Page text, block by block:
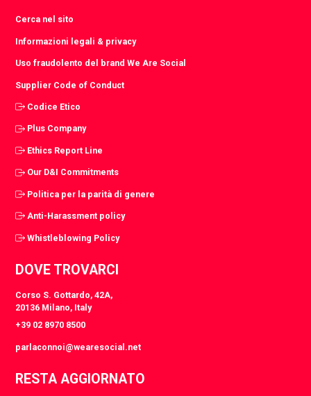
Cerca nel sito
Informazioni legali & privacy
Uso fraudolento del brand We Are Social
Supplier Code of Conduct
Codice Etico
Plus Company
Ethics Report Line
Our D&I Commitments
Politica per la parità di genere
Anti-Harassment policy
Whistleblowing Policy
DOVE TROVARCI
Corso S. Gottardo, 42A,
20136 Milano, Italy
+39 02 8970 8500
parlaconnoi@wearesocial.net
RESTA AGGIORNATO